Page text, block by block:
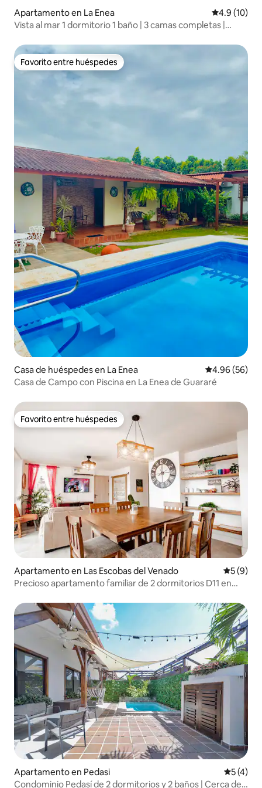
Apartamento en La Enea Calificación
4.9 (10)
Vista al mar 1 dormitorio 1 baño | 3 camas completas |
Favorito entre huéspedes
Favorito entre huéspedes
Casa de huéspedes en La Enea Calificación
4.96 (56)
Casa de Campo con Piscina en La Enea de Guararé
Favorito entre huéspedes
Favorito entre huéspedes
Apartamento en Las Escobas del Venado
5 (9)
Precioso apartamento familiar de 2 dormitorios D11 en
Apartamento en Pedasi
5 (4)
Condominio Pedasí de 2 dormitorios y 2 baños | Cerca de